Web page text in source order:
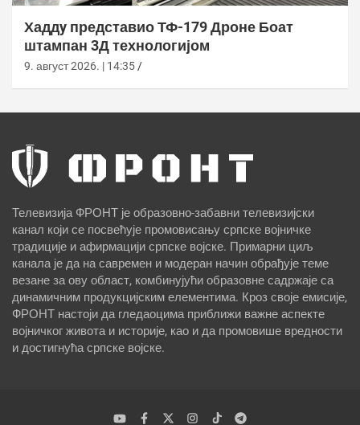
Хаддy представио ТФ-179 Дроне Боат
штампан 3Д технологијом
9. август 2026. | 14:35
Телевизија ФРОНТ је образовно-забавни телевизијски
канал који се посвећује промовисању српске војничке
традиције и афирмацији српске војске. Примарни циљ
канала је да на савремен и модеран начин обрађује теме
везане за ову област, комбинујући образовне садржаје са
динамичним продукцијским елементима. Кроз своје емисије,
ФРОНТ настоји да гледаоцима приближи важне аспекте
војничког живота и историје, као и да промовише вредности
и достигнућа српске војске.